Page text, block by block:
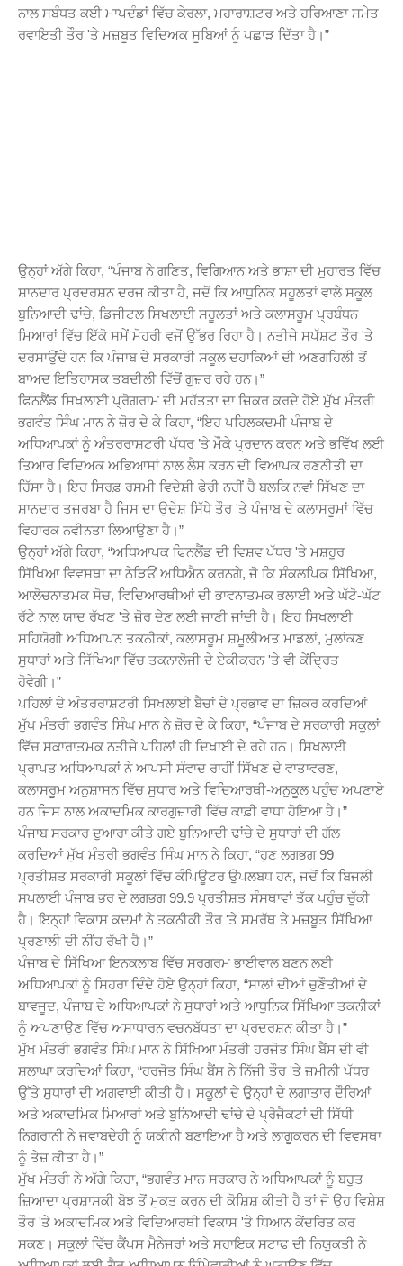
ਨਾਲ ਸਬੰਧਤ ਕਈ ਮਾਪਦੰਡਾਂ ਵਿੱਚ ਕੇਰਲਾ, ਮਹਾਰਾਸ਼ਟਰ ਅਤੇ ਹਰਿਆਣਾ ਸਮੇਤ
ਰਵਾਇਤੀ ਤੌਰ 'ਤੇ ਮਜ਼ਬੂਤ ਵਿਦਿਅਕ ਸੂਬਿਆਂ ਨੂੰ ਪਛਾੜ ਦਿੱਤਾ ਹੈ।”
ਉਨ੍ਹਾਂ ਅੱਗੇ ਕਿਹਾ, “ਪੰਜਾਬ ਨੇ ਗਣਿਤ, ਵਿਗਿਆਨ ਅਤੇ ਭਾਸ਼ਾ ਦੀ ਮੁਹਾਰਤ ਵਿੱਚ
ਸ਼ਾਨਦਾਰ ਪ੍ਰਦਰਸ਼ਨ ਦਰਜ ਕੀਤਾ ਹੈ, ਜਦੋਂ ਕਿ ਆਧੁਨਿਕ ਸਹੂਲਤਾਂ ਵਾਲੇ ਸਕੂਲ
ਬੁਨਿਆਦੀ ਢਾਂਚੇ, ਡਿਜੀਟਲ ਸਿਖਲਾਈ ਸਹੂਲਤਾਂ ਅਤੇ ਕਲਾਸਰੂਮ ਪ੍ਰਬੰਧਨ
ਮਿਆਰਾਂ ਵਿੱਚ ਇੱਕੋ ਸਮੇਂ ਮੋਹਰੀ ਵਜੋਂ ਉੱਭਰ ਰਿਹਾ ਹੈ। ਨਤੀਜੇ ਸਪੱਸ਼ਟ ਤੌਰ 'ਤੇ
ਦਰਸਾਉਂਦੇ ਹਨ ਕਿ ਪੰਜਾਬ ਦੇ ਸਰਕਾਰੀ ਸਕੂਲ ਦਹਾਕਿਆਂ ਦੀ ਅਣਗਹਿਲੀ ਤੋਂ
ਬਾਅਦ ਇਤਿਹਾਸਕ ਤਬਦੀਲੀ ਵਿੱਚੋਂ ਗੁਜ਼ਰ ਰਹੇ ਹਨ।”
ਫਿਨਲੈਂਡ ਸਿਖਲਾਈ ਪ੍ਰੋਗਰਾਮ ਦੀ ਮਹੱਤਤਾ ਦਾ ਜ਼ਿਕਰ ਕਰਦੇ ਹੋਏ ਮੁੱਖ ਮੰਤਰੀ
ਭਗਵੰਤ ਸਿੰਘ ਮਾਨ ਨੇ ਜ਼ੋਰ ਦੇ ਕੇ ਕਿਹਾ, “ਇਹ ਪਹਿਲਕਦਮੀ ਪੰਜਾਬ ਦੇ
ਅਧਿਆਪਕਾਂ ਨੂੰ ਅੰਤਰਰਾਸ਼ਟਰੀ ਪੱਧਰ ’ਤੇ ਮੌਕੇ ਪ੍ਰਦਾਨ ਕਰਨ ਅਤੇ ਭਵਿੱਖ ਲਈ
ਤਿਆਰ ਵਿਦਿਅਕ ਅਭਿਆਸਾਂ ਨਾਲ ਲੈਸ ਕਰਨ ਦੀ ਵਿਆਪਕ ਰਣਨੀਤੀ ਦਾ
ਹਿੱਸਾ ਹੈ। ਇਹ ਸਿਰਫ਼ ਰਸਮੀ ਵਿਦੇਸ਼ੀ ਫੇਰੀ ਨਹੀਂ ਹੈ ਬਲਕਿ ਨਵਾਂ ਸਿੱਖਣ ਦਾ
ਸ਼ਾਨਦਾਰ ਤਜਰਬਾ ਹੈ ਜਿਸ ਦਾ ਉਦੇਸ਼ ਸਿੱਧੇ ਤੌਰ 'ਤੇ ਪੰਜਾਬ ਦੇ ਕਲਾਸਰੂਮਾਂ ਵਿੱਚ
ਵਿਹਾਰਕ ਨਵੀਨਤਾ ਲਿਆਉਣਾ ਹੈ।”
ਉਨ੍ਹਾਂ ਅੱਗੇ ਕਿਹਾ, “ਅਧਿਆਪਕ ਫਿਨਲੈਂਡ ਦੀ ਵਿਸ਼ਵ ਪੱਧਰ 'ਤੇ ਮਸ਼ਹੂਰ
ਸਿੱਖਿਆ ਵਿਵਸਥਾ ਦਾ ਨੇੜਿਓਂ ਅਧਿਐਨ ਕਰਨਗੇ, ਜੋ ਕਿ ਸੰਕਲਪਿਕ ਸਿੱਖਿਆ,
ਆਲੋਚਨਾਤਮਕ ਸੋਚ, ਵਿਦਿਆਰਥੀਆਂ ਦੀ ਭਾਵਨਾਤਮਕ ਭਲਾਈ ਅਤੇ ਘੱਟੋ-ਘੱਟ
ਰੱਟੇ ਨਾਲ ਯਾਦ ਰੱਖਣ 'ਤੇ ਜ਼ੋਰ ਦੇਣ ਲਈ ਜਾਣੀ ਜਾਂਦੀ ਹੈ। ਇਹ ਸਿਖਲਾਈ
ਸਹਿਯੋਗੀ ਅਧਿਆਪਨ ਤਕਨੀਕਾਂ, ਕਲਾਸਰੂਮ ਸ਼ਮੂਲੀਅਤ ਮਾਡਲਾਂ, ਮੁਲਾਂਕਣ
ਸੁਧਾਰਾਂ ਅਤੇ ਸਿੱਖਿਆ ਵਿੱਚ ਤਕਨਾਲੋਜੀ ਦੇ ਏਕੀਕਰਨ 'ਤੇ ਵੀ ਕੇਂਦ੍ਰਿਤ
ਹੋਵੇਗੀ।”
ਪਹਿਲਾਂ ਦੇ ਅੰਤਰਰਾਸ਼ਟਰੀ ਸਿਖਲਾਈ ਬੈਚਾਂ ਦੇ ਪ੍ਰਭਾਵ ਦਾ ਜ਼ਿਕਰ ਕਰਦਿਆਂ
ਮੁੱਖ ਮੰਤਰੀ ਭਗਵੰਤ ਸਿੰਘ ਮਾਨ ਨੇ ਜ਼ੋਰ ਦੇ ਕੇ ਕਿਹਾ, “ਪੰਜਾਬ ਦੇ ਸਰਕਾਰੀ ਸਕੂਲਾਂ
ਵਿੱਚ ਸਕਾਰਾਤਮਕ ਨਤੀਜੇ ਪਹਿਲਾਂ ਹੀ ਦਿਖਾਈ ਦੇ ਰਹੇ ਹਨ। ਸਿਖਲਾਈ
ਪ੍ਰਾਪਤ ਅਧਿਆਪਕਾਂ ਨੇ ਆਪਸੀ ਸੰਵਾਦ ਰਾਹੀਂ ਸਿੱਖਣ ਦੇ ਵਾਤਾਵਰਣ,
ਕਲਾਸਰੂਮ ਅਨੁਸ਼ਾਸਨ ਵਿੱਚ ਸੁਧਾਰ ਅਤੇ ਵਿਦਿਆਰਥੀ-ਅਨੁਕੂਲ ਪਹੁੰਚ ਅਪਣਾਏ
ਹਨ ਜਿਸ ਨਾਲ ਅਕਾਦਮਿਕ ਕਾਰਗੁਜ਼ਾਰੀ ਵਿੱਚ ਕਾਫ਼ੀ ਵਾਧਾ ਹੋਇਆ ਹੈ।”
ਪੰਜਾਬ ਸਰਕਾਰ ਦੁਆਰਾ ਕੀਤੇ ਗਏ ਬੁਨਿਆਦੀ ਢਾਂਚੇ ਦੇ ਸੁਧਾਰਾਂ ਦੀ ਗੱਲ
ਕਰਦਿਆਂ ਮੁੱਖ ਮੰਤਰੀ ਭਗਵੰਤ ਸਿੰਘ ਮਾਨ ਨੇ ਕਿਹਾ, “ਹੁਣ ਲਗਭਗ 99
ਪ੍ਰਤੀਸ਼ਤ ਸਰਕਾਰੀ ਸਕੂਲਾਂ ਵਿੱਚ ਕੰਪਿਊਟਰ ਉਪਲਬਧ ਹਨ, ਜਦੋਂ ਕਿ ਬਿਜਲੀ
ਸਪਲਾਈ ਪੰਜਾਬ ਭਰ ਦੇ ਲਗਭਗ 99.9 ਪ੍ਰਤੀਸ਼ਤ ਸੰਸਥਾਵਾਂ ਤੱਕ ਪਹੁੰਚ ਚੁੱਕੀ
ਹੈ। ਇਨ੍ਹਾਂ ਵਿਕਾਸ ਕਦਮਾਂ ਨੇ ਤਕਨੀਕੀ ਤੌਰ 'ਤੇ ਸਮਰੱਥ ਤੇ ਮਜ਼ਬੂਤ ਸਿੱਖਿਆ
ਪ੍ਰਣਾਲੀ ਦੀ ਨੀਂਹ ਰੱਖੀ ਹੈ।”
ਪੰਜਾਬ ਦੇ ਸਿੱਖਿਆ ਇਨਕਲਾਬ ਵਿੱਚ ਸਰਗਰਮ ਭਾਈਵਾਲ ਬਣਨ ਲਈ
ਅਧਿਆਪਕਾਂ ਨੂੰ ਸਿਹਰਾ ਦਿੰਦੇ ਹੋਏ ਉਨ੍ਹਾਂ ਕਿਹਾ, “ਸਾਲਾਂ ਦੀਆਂ ਚੁਣੌਤੀਆਂ ਦੇ
ਬਾਵਜੂਦ, ਪੰਜਾਬ ਦੇ ਅਧਿਆਪਕਾਂ ਨੇ ਸੁਧਾਰਾਂ ਅਤੇ ਆਧੁਨਿਕ ਸਿੱਖਿਆ ਤਕਨੀਕਾਂ
ਨੂੰ ਅਪਣਾਉਣ ਵਿੱਚ ਅਸਾਧਾਰਨ ਵਚਨਬੱਧਤਾ ਦਾ ਪ੍ਰਦਰਸ਼ਨ ਕੀਤਾ ਹੈ।”
ਮੁੱਖ ਮੰਤਰੀ ਭਗਵੰਤ ਸਿੰਘ ਮਾਨ ਨੇ ਸਿੱਖਿਆ ਮੰਤਰੀ ਹਰਜੋਤ ਸਿੰਘ ਬੈਂਸ ਦੀ ਵੀ
ਸ਼ਲਾਘਾ ਕਰਦਿਆਂ ਕਿਹਾ, “ਹਰਜੋਤ ਸਿੰਘ ਬੈਂਸ ਨੇ ਨਿੱਜੀ ਤੌਰ 'ਤੇ ਜ਼ਮੀਨੀ ਪੱਧਰ
ਉੱਤੇ ਸੁਧਾਰਾਂ ਦੀ ਅਗਵਾਈ ਕੀਤੀ ਹੈ। ਸਕੂਲਾਂ ਦੇ ਉਨ੍ਹਾਂ ਦੇ ਲਗਾਤਾਰ ਦੌਰਿਆਂ
ਅਤੇ ਅਕਾਦਮਿਕ ਮਿਆਰਾਂ ਅਤੇ ਬੁਨਿਆਦੀ ਢਾਂਚੇ ਦੇ ਪ੍ਰੋਜੈਕਟਾਂ ਦੀ ਸਿੱਧੀ
ਨਿਗਰਾਨੀ ਨੇ ਜਵਾਬਦੇਹੀ ਨੂੰ ਯਕੀਨੀ ਬਣਾਇਆ ਹੈ ਅਤੇ ਲਾਗੂਕਰਨ ਦੀ ਵਿਵਸਥਾ
ਨੂੰ ਤੇਜ਼ ਕੀਤਾ ਹੈ।”
ਮੁੱਖ ਮੰਤਰੀ ਨੇ ਅੱਗੇ ਕਿਹਾ, “ਭਗਵੰਤ ਮਾਨ ਸਰਕਾਰ ਨੇ ਅਧਿਆਪਕਾਂ ਨੂੰ ਬਹੁਤ
ਜ਼ਿਆਦਾ ਪ੍ਰਸ਼ਾਸਕੀ ਬੋਝ ਤੋਂ ਮੁਕਤ ਕਰਨ ਦੀ ਕੋਸ਼ਿਸ਼ ਕੀਤੀ ਹੈ ਤਾਂ ਜੋ ਉਹ ਵਿਸ਼ੇਸ਼
ਤੌਰ 'ਤੇ ਅਕਾਦਮਿਕ ਅਤੇ ਵਿਦਿਆਰਥੀ ਵਿਕਾਸ 'ਤੇ ਧਿਆਨ ਕੇਂਦਰਿਤ ਕਰ
ਸਕਣ। ਸਕੂਲਾਂ ਵਿੱਚ ਕੈਂਪਸ ਮੈਨੇਜਰਾਂ ਅਤੇ ਸਹਾਇਕ ਸਟਾਫ ਦੀ ਨਿਯੁਕਤੀ ਨੇ